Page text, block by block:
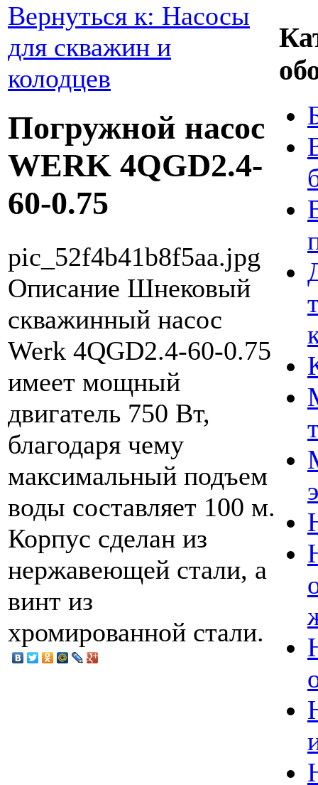
Вернуться к: Насосы
для скважин и
колодцев
Погружной насос
WERK 4QGD2.4-
60-0.75
pic_52f4b41b8f5aa.jpg
Описание Шнековый
скважинный насос
Werk 4QGD2.4-60-0.75
имеет мощный
двигатель 750 Вт,
благодаря чему
максимальный подъем
воды составляет 100 м.
Корпус сделан из
нержавеющей стали, а
винт из
хромированной стали.